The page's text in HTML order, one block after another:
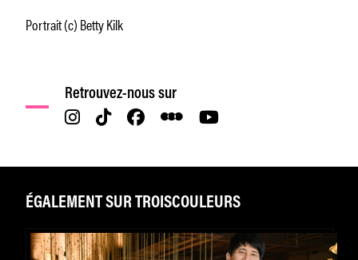
Portrait (c) Betty Kilk
Retrouvez-nous sur
ÉGALEMENT SUR TROISCOULEURS